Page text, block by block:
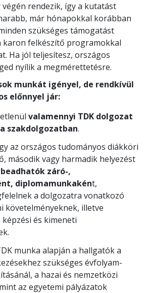
rendezik, így a kutatást
már hónapokkal korábban
szükséges támogatást
karon felkészítő programokkal
Ha jól teljesítesz, országos
nyílik a megmérettetésre.
munkát igényel, de rendkívül
előnnyel jár:
valamennyi TDK dolgozat
szakdolgozatban.
az országos tudományos diákköri
második vagy harmadik helyezést
beadhatók záró-,
diplomamunkaként,
a dolgozatra vonatkozó
követelményeknek, illetve
és kimeneti
munka alapján a hallgatók a
szükséges évfolyam-
a hazai és nemzetközi
az egyetemi pályázatok